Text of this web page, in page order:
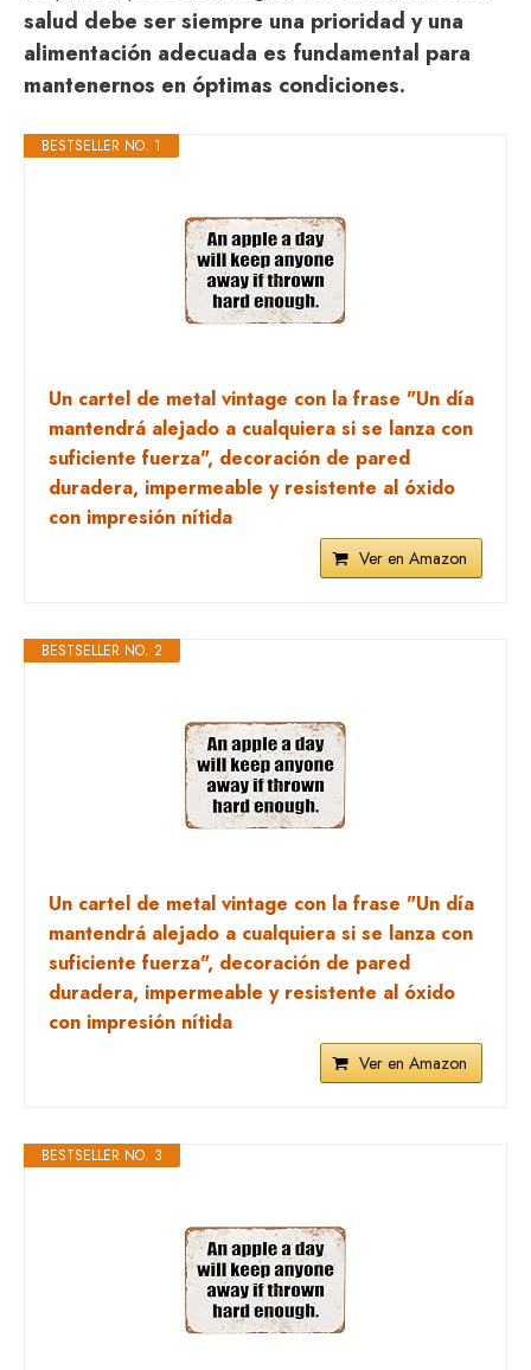
salud debe ser siempre una prioridad y una
alimentación adecuada es fundamental para
mantenernos en óptimas condiciones.
BESTSELLER NO. 1
Un cartel de metal vintage con la frase "Un día
mantendrá alejado a cualquiera si se lanza con
suficiente fuerza", decoración de pared
duradera, impermeable y resistente al óxido
con impresión nítida
Ver en Amazon
BESTSELLER NO. 2
Un cartel de metal vintage con la frase "Un día
mantendrá alejado a cualquiera si se lanza con
suficiente fuerza", decoración de pared
duradera, impermeable y resistente al óxido
con impresión nítida
Ver en Amazon
BESTSELLER NO. 3